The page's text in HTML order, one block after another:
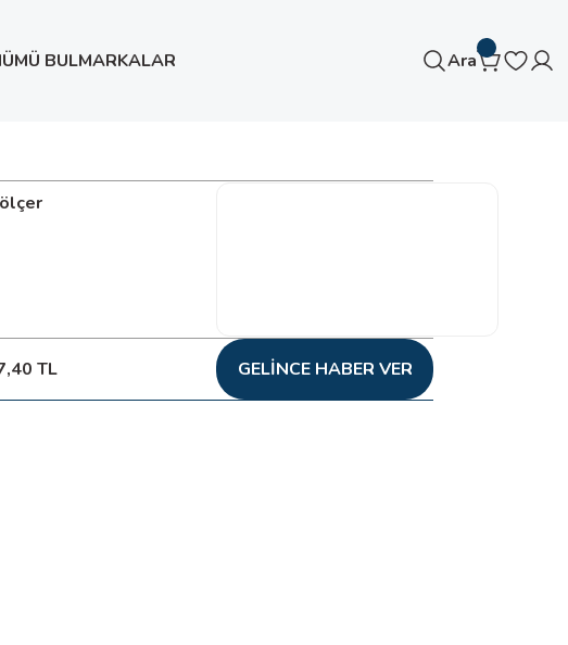
BULMARKALAR Ara
TL GELINCE HABER VER